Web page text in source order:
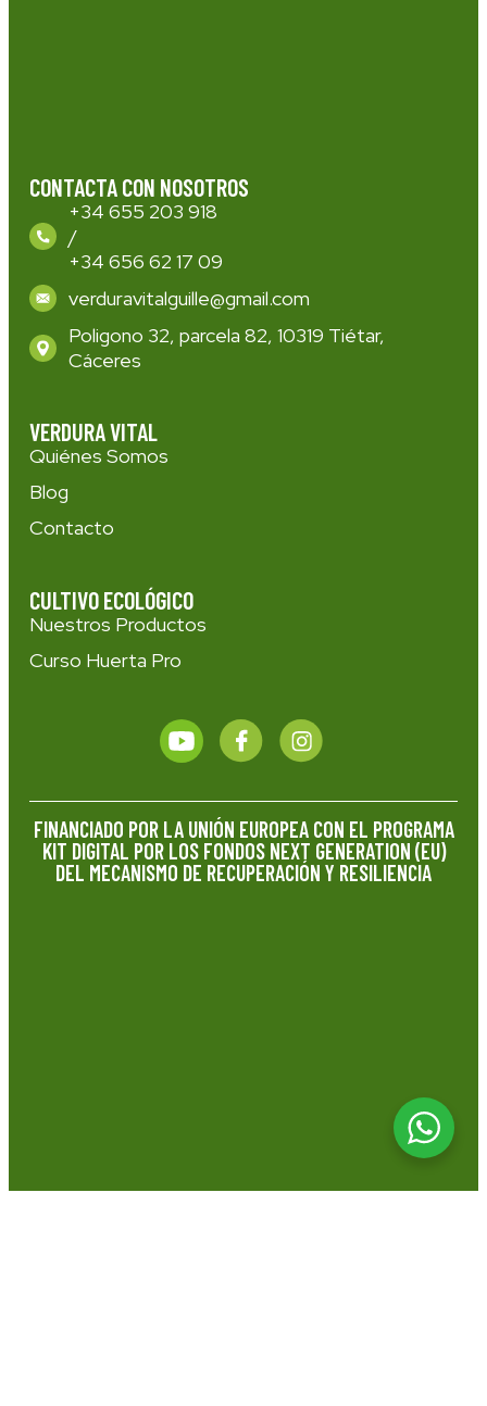
CONTACTA CON NOSOTROS
+34 655 203 918
/
+34 656 62 17 09
verduravitalguille@gmail.com
Poligono 32, parcela 82, 10319 Tiétar,
Cáceres
VERDURA VITAL
Quiénes Somos
Blog
Contacto
CULTIVO ECOLÓGICO
Nuestros Productos
Curso Huerta Pro
FINANCIADO POR LA UNIÓN EUROPEA CON EL PROGRAMA
KIT DIGITAL POR LOS FONDOS NEXT GENERATION (EU)
DEL MECANISMO DE RECUPERACIÓN Y RESILIENCIA